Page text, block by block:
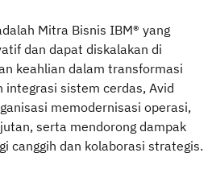
Mitra Bisnis IBM® yang
dan dapat diskalakan di
keahlian dalam transformasi
sistem cerdas, Avid
memodernisasi operasi,
serta mendorong dampak
canggih dan kolaborasi strategis.